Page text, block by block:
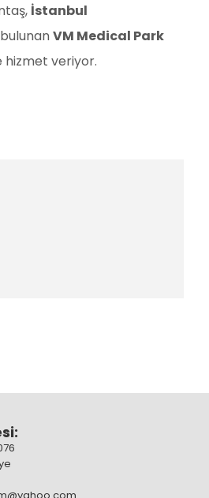
İstanbul
bulunanVM Medical Park
hizmet veriyor.